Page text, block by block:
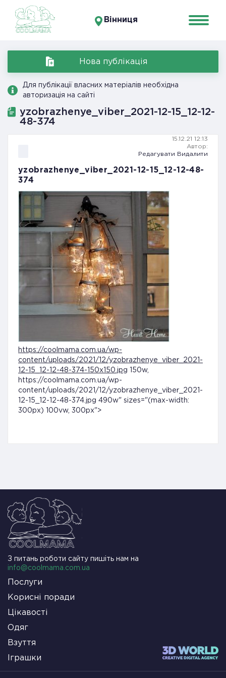
Вінниця
Нова публікація
Для публікації власних матеріалів необхідна
авторизація на сайті
yzobrazhenye_viber_2021-12-15_12-12-
48-374
15.12.21 12:13
Автор:
Редагувати
Видалити
yzobrazhenye_viber_2021-12-15_12-12-48-
374
https://coolmama.com.ua/wp-
content/uploads/2021/12/yzobrazhenye_viber_2021-
12-15_12-12-48-374-150x150.jpg 150w,
https://coolmama.com.ua/wp-
content/uploads/2021/12/yzobrazhenye_viber_2021-
12-15_12-12-48-374.jpg 490w" sizes="(max-width:
300px) 100vw, 300px">
З питань роботи сайту пишіть нам на
info@coolmama.com.ua
Послуги
Корисні поради
Цікавості
Одяг
Взуття
Іграшки